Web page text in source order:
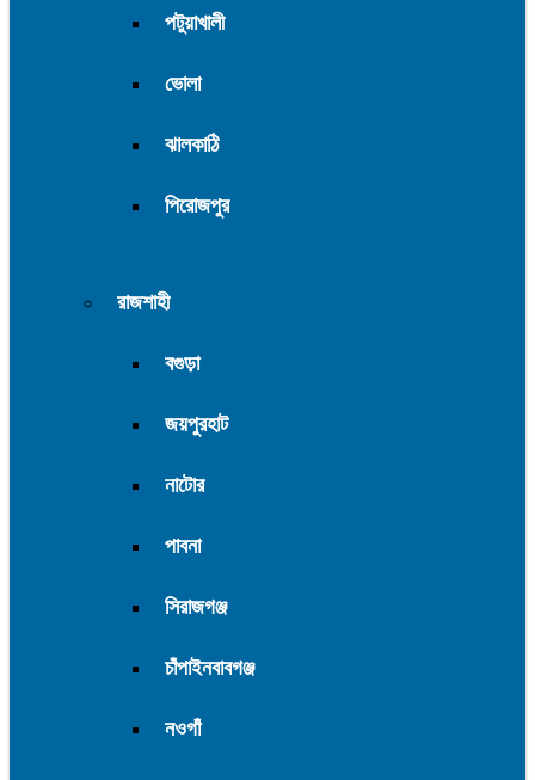
পটুয়াখালী
ভোলা
ঝালকাঠি
পিরোজপুর
রাজশাহী
বগুড়া
জয়পুরহাট
নাটোর
পাবনা
সিরাজগঞ্জ
চাঁপাইনবাবগঞ্জ
নওগাঁ